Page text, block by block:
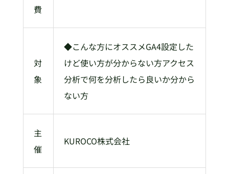
費
対
象
◆こんな方にオススメGA4設定した
けど使い方が分からない方アクセス
分析で何を分析したら良いか分から
ない方
主
催
KUROCO株式会社